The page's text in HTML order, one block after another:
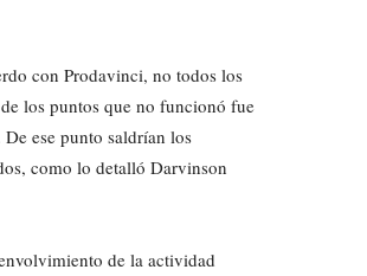
con Prodavinci, no todos los
los puntos que no funcionó fue
ese punto saldrían los
como lo detalló Darvinson
de la actividad